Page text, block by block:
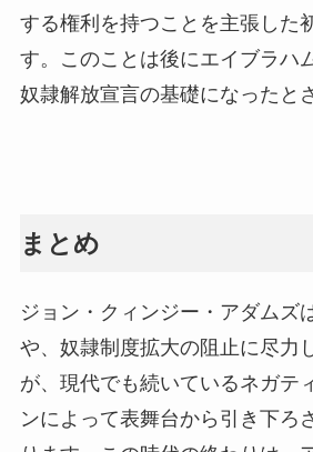
する権利を持つことを主張した
す。このことは後にエイブラハ
奴隷解放宣言の基礎になったと
まとめ
ジョン・クィンジー・アダムズ
や、奴隷制度拡大の阻止に尽力
が、現代でも続いているネガテ
ンによって表舞台から引き下ろ